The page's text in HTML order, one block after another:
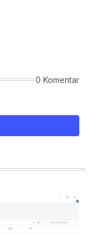
0 Komentar